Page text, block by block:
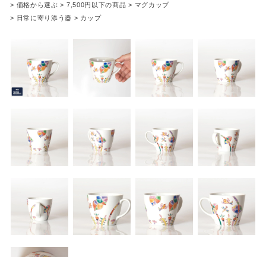
> 価格から選ぶ > 7,500円以下の商品 > マグカップ
> 日常に寄り添う器 > カップ